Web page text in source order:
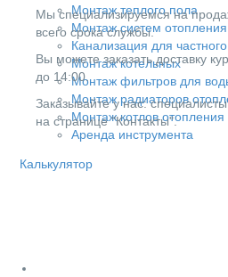
Монтаж теплого пола
Монтаж систем
Канализация для
Монтаж котельных
Монтаж фильтров для
Монтаж радиаторов
Монтаж котлов отопления
Аренда инструмента
Калькулятор
Мы специализируемся на
всего срока службы.
Вы можете заказать доставку
до 14:00.
Заказывайте у нас:
на странице "Контакты".